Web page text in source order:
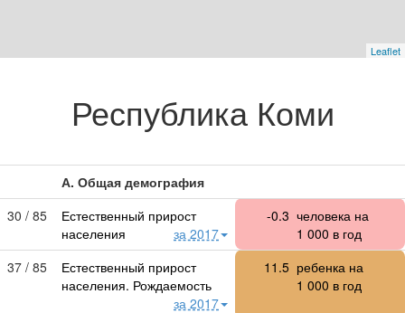
Leaflet
Республика Коми
А. Общая демография
30 / 85
Естественный прирост
населения
за 2017
-0.3 человека на
1 000 в год
37 / 85
Естественный прирост
населения. Рождаемость
за 2017
11.5 ребенка на
1 000 в год